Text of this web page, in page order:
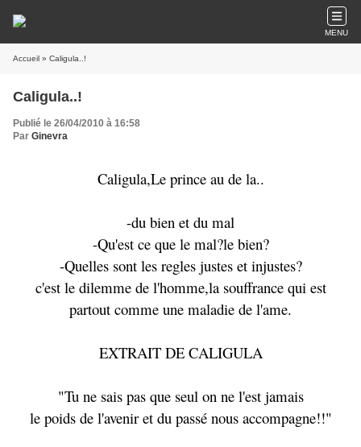
MENU
Accueil » Caligula..!
Caligula..!
Publié le 26/04/2010 à 16:58
Par Ginevra
Caligula,Le prince au de la..
-du bien et du mal
-Qu'est ce que le mal?le bien?
-Quelles sont les regles justes et injustes?
c'est le dilemme de l'homme,la souffrance qui est
partout comme une maladie de l'ame.
EXTRAIT DE CALIGULA
"Tu ne sais pas que seul on ne l'est jamais
le poids de l'avenir et du passé nous accompagne!!"